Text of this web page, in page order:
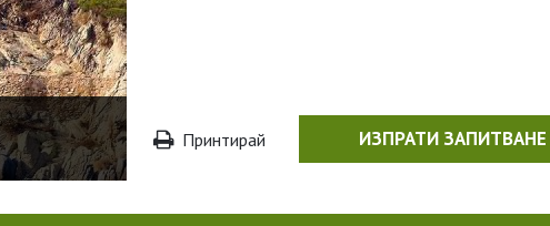
Принтирай ИЗПРАТИ ЗАПИТВАНЕ